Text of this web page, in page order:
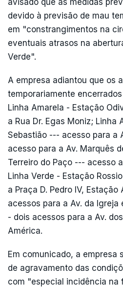
avisado que as medidas
devido à previsão de mau
em "constrangimentos na
eventuais atrasos na
Verde".
A empresa adiantou que os
temporariamente
Linha Amarela - Estação
a Rua Dr. Egas Moniz; Linha
Sebastião --- acesso para a
acesso para a Av. Marquês
Terreiro do Paço --- acesso
Linha Verde - Estação
a Praça D. Pedro IV,
acessos para a Av. da Igreja
- dois acessos para a Av.
América.
Em comunicado, a empresa
de agravamento das
com "especial incidência na